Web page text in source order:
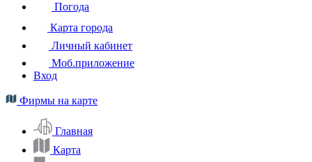
Погода
Карта города
Личный кабинет
Моб.приложение
Вход
Фирмы на карте
Главная
Карта